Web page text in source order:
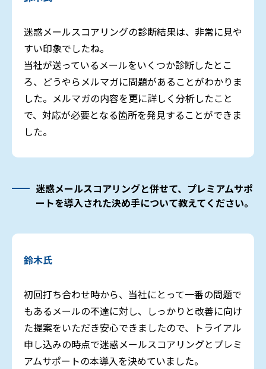
迷惑メールスコアリングの診断結果は、非常に見や
すい印象でしたね。
当社が送っているメールをいくつか診断したとこ
ろ、どうやらメルマガに問題があることがわかりま
した。メルマガの内容を更に詳しく分析したこと
で、対応が必要となる箇所を発見することができま
した。
迷惑メールスコアリングと併せて、プレミアムサポ
ートを導入された決め手について教えてください。
鈴木氏
初回打ち合わせ時から、当社にとって一番の問題で
もあるメールの不達に対し、しっかりと改善に向け
た提案をいただき安心できましたので、トライアル
申し込みの時点で迷惑メールスコアリングとプレミ
アムサポートの本導入を決めていました。